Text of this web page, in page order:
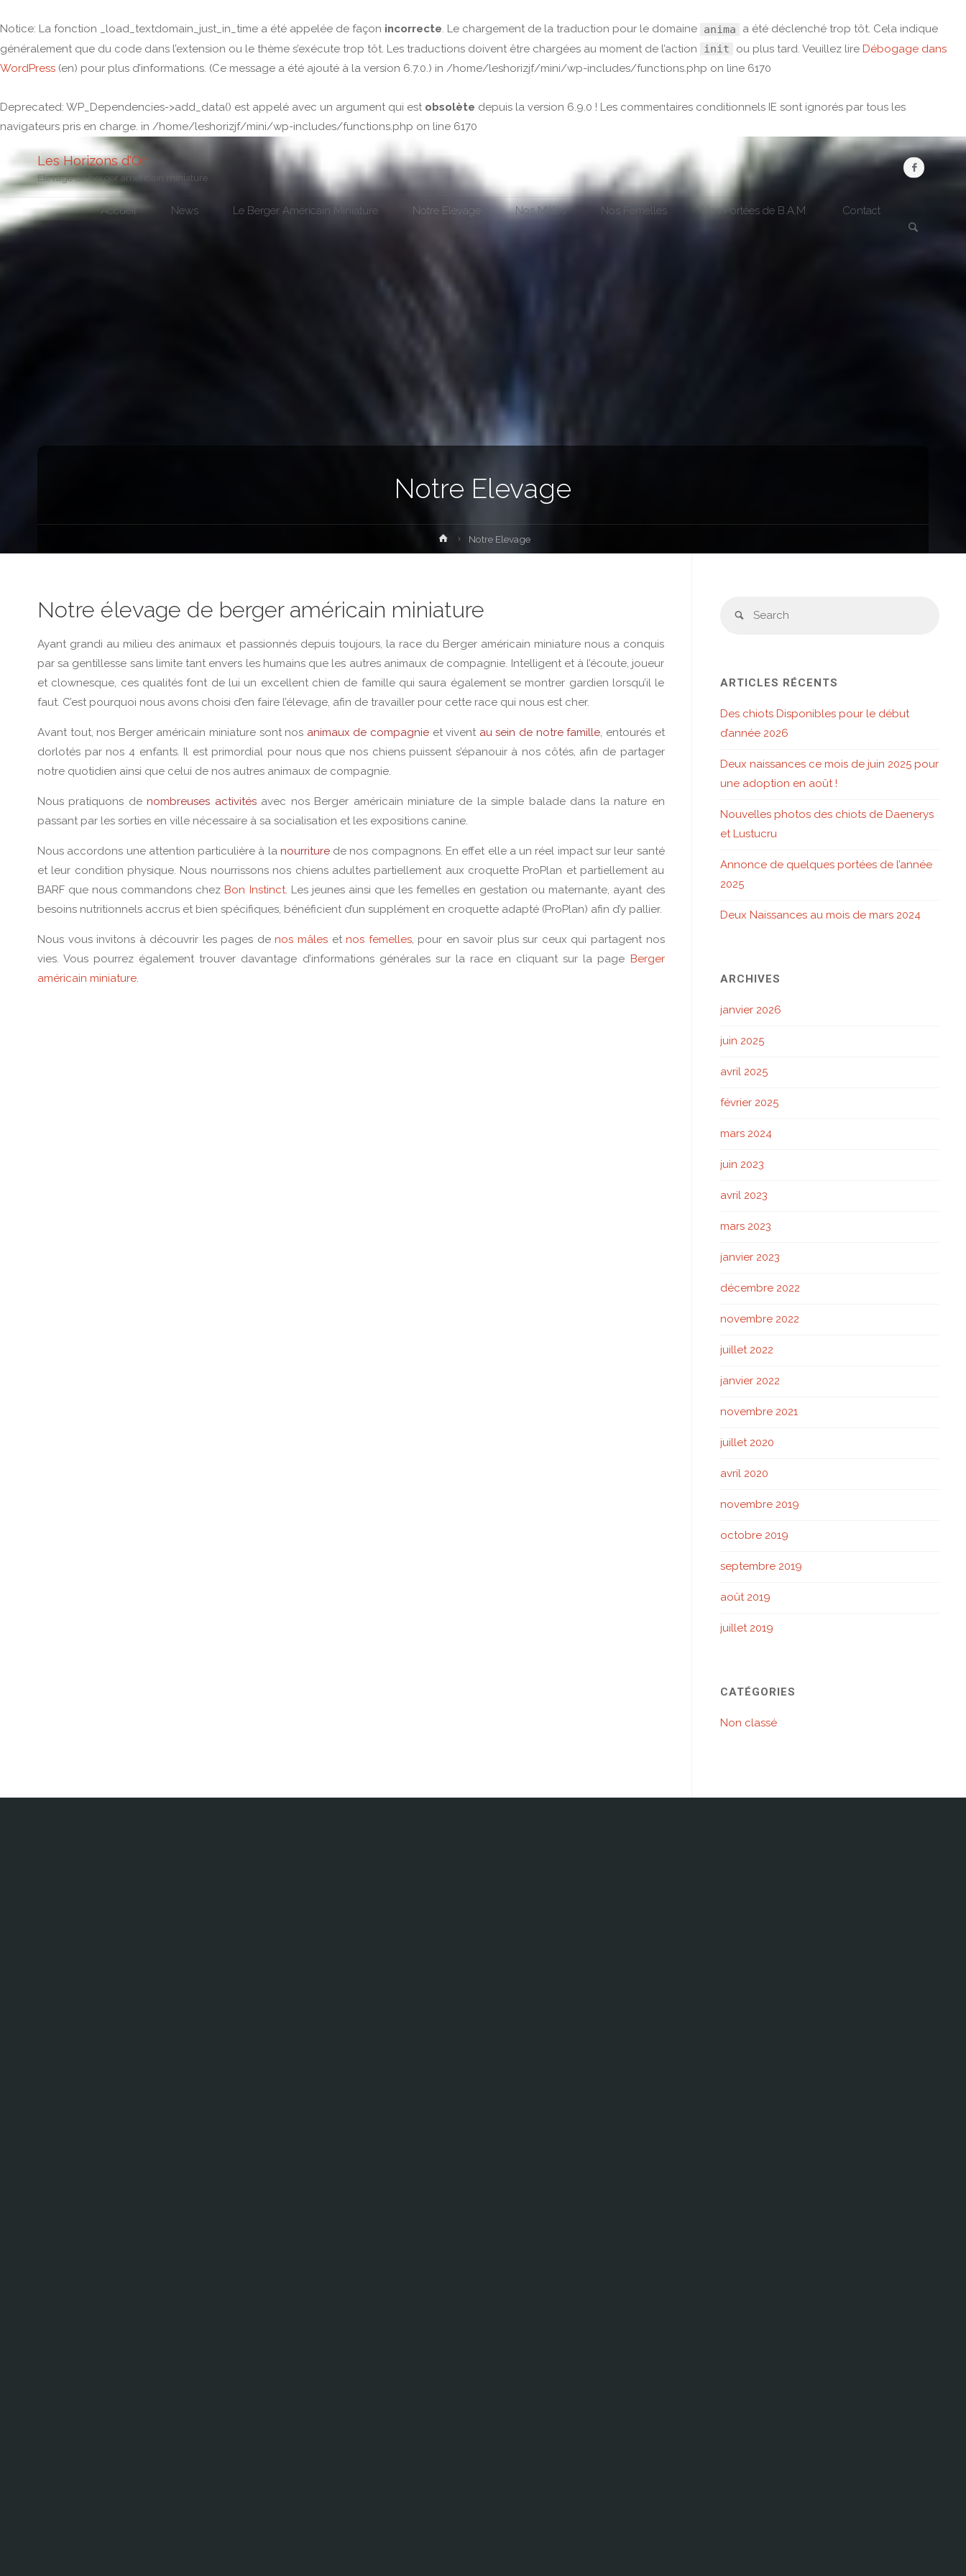
Notice: La fonction _load_textdomain_just_in_time a été appelée de façon incorrecte. Le chargement de la traduction pour le domaine anima
a été déclenché trop tôt. Cela indique
généralement que du code dans l’extension ou le thème s’exécute trop tôt. Les traductions doivent être chargées au moment de l’action
init ou plus tard. Veuillez lire Débogage dans
WordPress (en) pour plus d’informations. (Ce message a été ajouté à la version 6.7.0.) in /home/leshorizjf/mini/wp-includes/functions.php on line 6170
Deprecated: WP_Dependencies->add_data() est appelé avec un argument qui est obsolète depuis la version 6.9.0 ! Les commentaires conditionnels IE sont ignorés par tous les
navigateurs pris en charge. in /home/leshorizjf/mini/wp-includes/functions.php on line 6170
Les Horizons d'Or
Elevage de berger américain miniature
Skip
Accueil News Le Berger Américain Miniature Notre Elevage Nos Mâles Nos Femelles Nos Portées de B.A.M. Contact
Notre Elevage
HomeNotre Elevage
Notre élevage de berger américain miniature
Ayant grandi au milieu des animaux et passionnés depuis toujours, la race du Berger américain miniature nous a conquis
par sa gentillesse sans limite tant envers les humains que les autres animaux de compagnie. Intelligent et à l’écoute, joueur
et clownesque, ces qualités font de lui un excellent chien de famille qui saura également se montrer gardien lorsqu’il le
faut. C’est pourquoi nous avons choisi d’en faire l’élevage, afin de travailler pour cette race qui nous est cher.
Avant tout, nos Berger américain miniature sont nos animaux de compagnie et vivent au sein de notre famille, entourés et
dorlotés par nos 4 enfants. Il est primordial pour nous que nos chiens puissent s’épanouir à nos côtés, afin de partager
notre quotidien ainsi que celui de nos autres animaux de compagnie.
Nous pratiquons denombreuses activitésavec nos Berger américain miniature de la simple balade dans la nature en
passant par les sorties en ville nécessaire à sa socialisation et les expositions canine.
Nous accordons une attention particulière à lanourriturede nos compagnons. En effet elle a un réel impact sur leur santé
et leur condition physique. Nous nourrissons nos chiens adultes partiellement aux croquette ProPlan et partiellement au
BARF que nous commandons chezBon Instinct. Les jeunes ainsi que les femelles en gestation ou maternante, ayant des
besoins nutritionnels accrus et bien spécifiques, bénéficient d’un supplément en croquette adapté (ProPlan) afin d’y pallier.
Nous vous invitons à découvrir les pages denos mâlesetnos femelles, pour en savoir plus sur ceux qui partagent nos
vies. Vous pourrez également trouver davantage d’informations générales sur la race en cliquant sur la page Berger
américain miniature.
Search
ARTICLES RÉCENTS
Des chiots Disponibles pour le début
d’année 2026
Deux naissances ce mois de juin 2025 pour
une adoption en août !
Nouvelles photos des chiots de Daenerys
et Lustucru
Annonce de quelques portées de l’année
2025
Deux Naissances au mois de mars 2024
ARCHIVES
janvier 2026
juin 2025
avril 2025
février 2025
mars 2024
juin 2023
avril 2023
mars 2023
janvier 2023
décembre 2022
novembre 2022
juillet 2022
janvier 2022
novembre 2021
juillet 2020
avril 2020
novembre 2019
octobre 2019
septembre 2019
août 2019
juillet 2019
CATÉGORIES
Non classé